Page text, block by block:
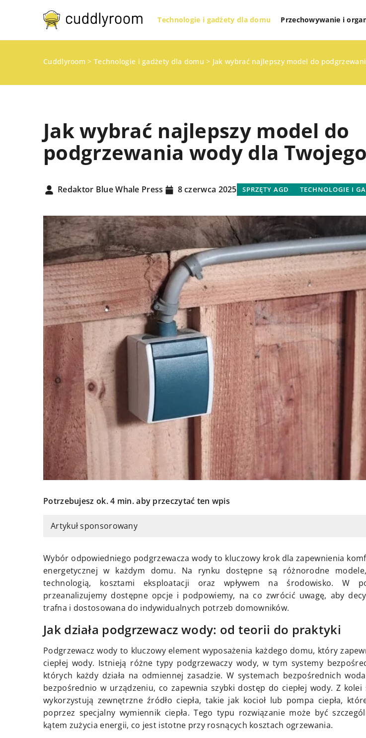
Technologie i gadżety dla domu Przechowywanie i
Cuddlyroom > Technologie i gadżety dla domu > Jak wybrać najlepszy model do
Jak wybrać najlepszy model do
podgrzewania wody dla
Redaktor Blue Whale Press 8 czerwca 2025 SPRZĘTY AGD TECHNOLOGIE I
Potrzebujesz ok. 4 min. aby przeczytać ten wpis
Artykuł sponsorowany
Wybór odpowiedniego podgrzewacza wody to kluczowy krok dla zapewnienia
energetycznej w każdym domu. Na rynku dostępne są różnorodne
technologią, kosztami eksploatacji oraz wpływem na środowisko. W
przeanalizujemy dostępne opcje i podpowiemy, na co zwrócić uwagę, aby
trafna i dostosowana do indywidualnych potrzeb domowników.
Jak działa podgrzewacz wody: od teorii do praktyki
Podgrzewacz wody to kluczowy element wyposażenia każdego domu, który
ciepłej wody. Istnieją różne typy podgrzewaczy wody, w tym systemy
których każdy działa na odmiennej zasadzie. W systemach bezpośrednich
bezpośrednio w urządzeniu, co zapewnia szybki dostęp do ciepłej wody. Z
wykorzystują zewnętrzne źródło ciepła, takie jak kocioł lub pompa ciepła,
poprzez specjalny wymiennik ciepła. Tego typu rozwiązanie może być
kątem zużycia energii, co jest istotne przy rosnących kosztach ogrzewania.
ROZWIĄZANIA DO MAŁYCH PRZESTRZENI
22 marca 2024
Jak prawidłowo przechowywać
narzędzia w skrzyni ogrodowej?
Odkryj skuteczne metody
przechowywania narzędzi w skrzyni
ogrodowej, aby zapewnić im
długowieczność i łatwość używania.
9 sierpnia 2025
Jak wybrać
do
dla
Dowiedz się,
odpływ liniowy
nowoczesnej
zwrócić uwagę
rozwiązania
aby cieszyć
estetycznym